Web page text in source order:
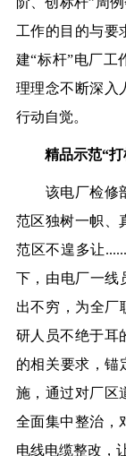
工作的目的与要
建“标杆”电厂工
理理念不断深入
行动自觉。
精品示范“
该电厂检修部
范区独树一帜、
范区不遑多让
下，由电厂一线
出不穷，为全厂
研人员不绝于耳
的相关要求，锚
施，通过对厂区
全面集中整治，
电线电缆整改，